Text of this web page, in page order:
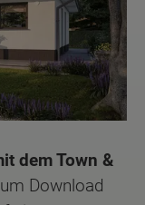
dem Town &
Download